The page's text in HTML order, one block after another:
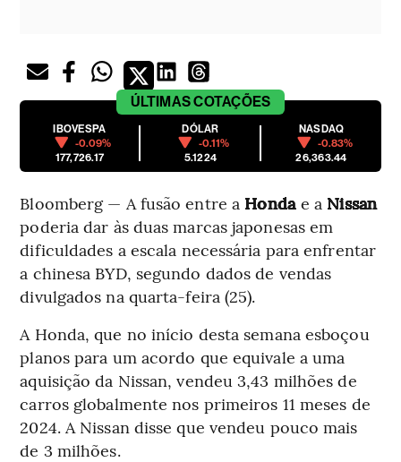
ÚLTIMASCOTAÇÕES
IBOVESPA
-0.09%
177,726.17
DÓLAR
-0.11%
5.1224
NASDAQ
-0.83%
26,363.44
Bloomberg — A fusão entre a Honda e a Nissan
poderia dar às duas marcas japonesas em
dificuldades a escala necessária para enfrentar
a chinesa BYD, segundo dados de vendas
divulgados na quarta-feira (25).
A Honda, que no início desta semana esboçou
planos para um acordo que equivale a uma
aquisição da Nissan, vendeu 3,43 milhões de
carros globalmente nos primeiros 11 meses de
2024. A Nissan disse que vendeu pouco mais
de 3 milhões.